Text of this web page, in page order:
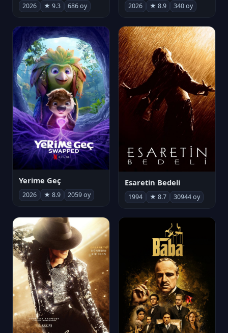
2026 ★ 9.3 686 oy 2026 ★ 8.9 340 oy
Yerime Geç
2026 ★ 8.9 2059 oy
Esaretin Bedeli
1994 ★ 8.7 30944 oy